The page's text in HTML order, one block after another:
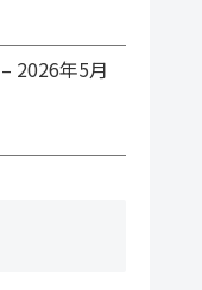
2026年5月